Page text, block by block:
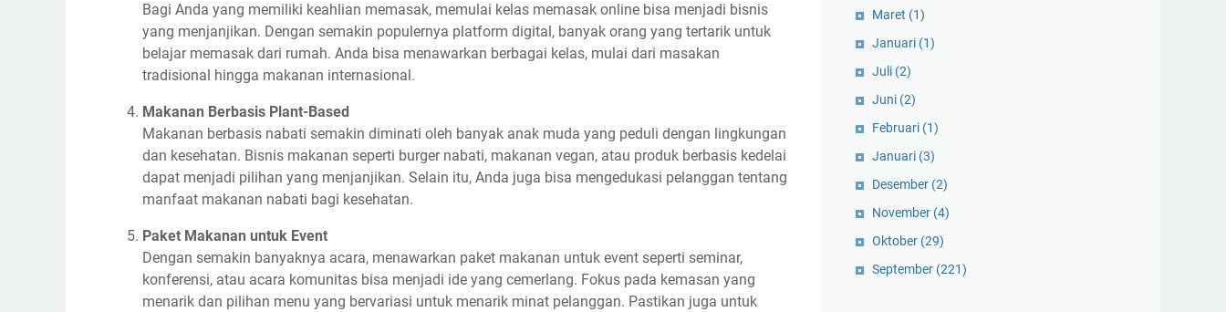
Bagi Anda yang memiliki keahlian memasak, memulai kelas memasak online bisa menjadi bisnis
yang menjanjikan. Dengan semakin populernya platform digital, banyak orang yang tertarik untuk
belajar memasak dari rumah. Anda bisa menawarkan berbagai kelas, mulai dari masakan
tradisional hingga makanan internasional.
Makanan Berbasis Plant-Based
Makanan berbasis nabati semakin diminati oleh banyak anak muda yang peduli dengan lingkungan
dan kesehatan. Bisnis makanan seperti burger nabati, makanan vegan, atau produk berbasis kedelai
dapat menjadi pilihan yang menjanjikan. Selain itu, Anda juga bisa mengedukasi pelanggan tentang
manfaat makanan nabati bagi kesehatan.
Paket Makanan untuk Event
Dengan semakin banyaknya acara, menawarkan paket makanan untuk event seperti seminar,
konferensi, atau acara komunitas bisa menjadi ide yang cemerlang. Fokus pada kemasan yang
menarik dan pilihan menu yang bervariasi untuk menarik minat pelanggan. Pastikan juga untuk
Maret (1)
Januari (1)
Juli (2)
Juni (2)
Februari (1)
Januari (3)
Desember (2)
November (4)
Oktober (29)
September (221)